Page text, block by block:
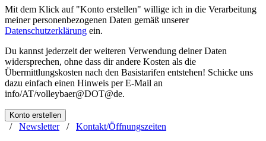
Mit dem Klick auf "Konto erstellen" willige ich in die Verarbeitung
meiner personenbezogenen Daten gemäß unserer
Datenschutzerklärung ein.
Du kannst jederzeit der weiteren Verwendung deiner Daten
widersprechen, ohne dass dir andere Kosten als die
Übermittlungskosten nach den Basistarifen entstehen! Schicke uns
dazu einfach einen Hinweis per E-Mail an
info/AT/volleybaer@DOT@de.
Konto erstellen
/ Newsletter/ Kontakt/Öffnungszeiten